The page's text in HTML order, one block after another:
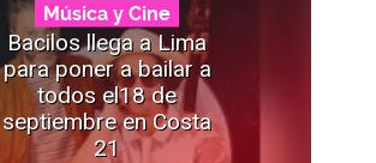
Música y Cine
Bacilos llega a Lima
para poner a bailar a
todos el18 de
septiembre en Costa
21